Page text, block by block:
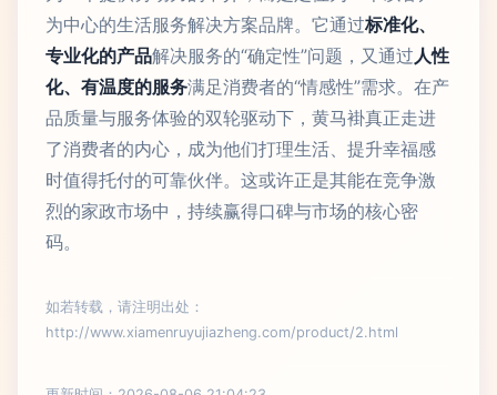
为中心的生活服务解决方案品牌。它通过标准化、
专业化的产品解决服务的“确定性”问题，又通过人性
化、有温度的服务满足消费者的“情感性”需求。在产
品质量与服务体验的双轮驱动下，黄马褂真正走进
了消费者的内心，成为他们打理生活、提升幸福感
时值得托付的可靠伙伴。这或许正是其能在竞争激
烈的家政市场中，持续赢得口碑与市场的核心密
码。
如若转载，请注明出处：
http://www.xiamenruyujiazheng.com/product/2.html